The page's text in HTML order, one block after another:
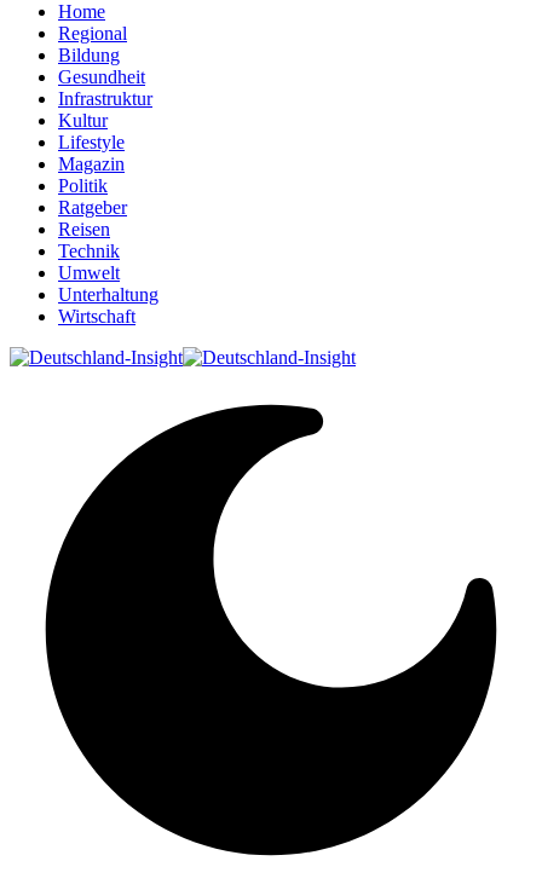
Home
Regional
Bildung
Gesundheit
Infrastruktur
Kultur
Lifestyle
Magazin
Politik
Ratgeber
Reisen
Technik
Umwelt
Unterhaltung
Wirtschaft